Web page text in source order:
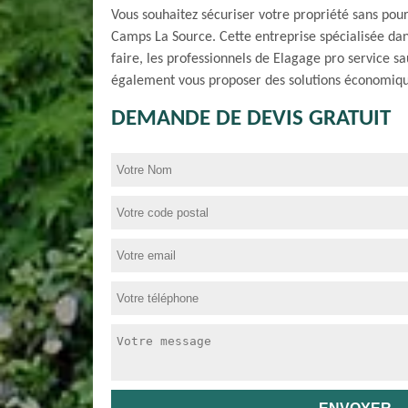
Vous souhaitez sécuriser votre propriété sans
Camps La Source. Cette entreprise spécialisée
faire, les professionnels de Elagage pro service
également vous proposer des solutions
DEMANDE DE DEVIS GRATUIT